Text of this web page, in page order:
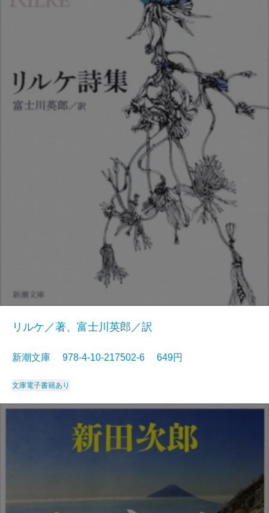
リルケ／著、富士川英郎／訳
新潮文庫 978-4-10-217502-6 649円
文庫電子書籍あり